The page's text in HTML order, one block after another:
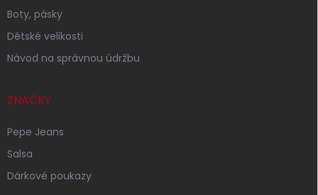
Boty, pásky
Dětské velikosti
Návod na správnou údržbu
ZNAČKY
Pepe Jeans
Salsa
Dárkové poukazy